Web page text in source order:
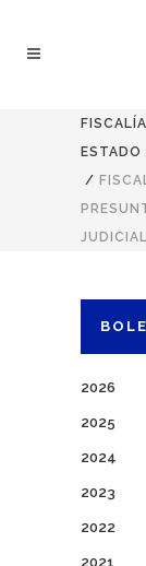
ESTADO
/
JUDICIAL
2026
2025
2024
2023
2022
2021